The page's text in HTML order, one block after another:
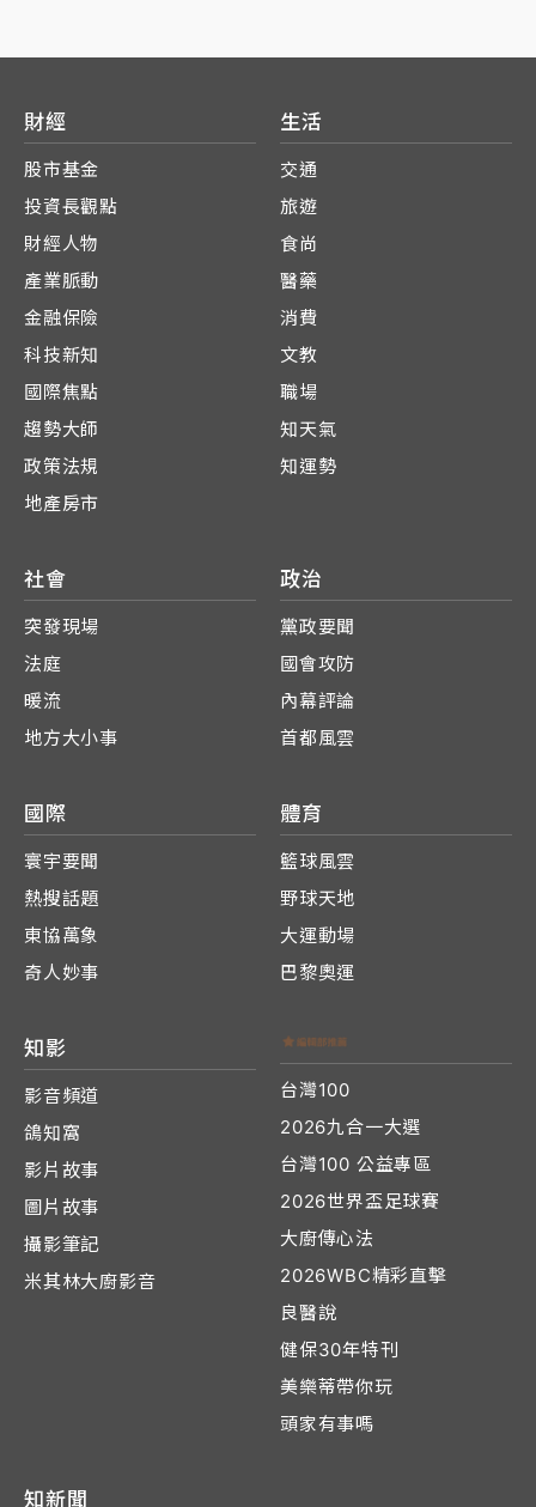
財經
股市基金
投資長觀點
財經人物
產業脈動
金融保險
科技新知
國際焦點
趨勢大師
政策法規
地產房市
生活
交通
旅遊
食尚
醫藥
消費
文教
職場
知天氣
知運勢
社會
突發現場
法庭
暖流
地方大小事
政治
黨政要聞
國會攻防
內幕評論
首都風雲
國際
寰宇要聞
熱搜話題
東協萬象
奇人妙事
體育
籃球風雲
野球天地
大運動場
巴黎奧運
知影
影音頻道
鴿知窩
影片故事
圖片故事
攝影筆記
米其林大廚影音
台灣100
2026九合一大選
台灣100 公益專區
2026世界盃足球賽
大廚傳心法
2026WBC精彩直擊
良醫說
健保30年特刊
美樂蒂帶你玩
頭家有事嗎
知新聞